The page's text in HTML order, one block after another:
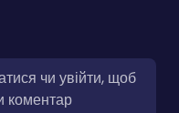
чи увійти, щоб
коментар